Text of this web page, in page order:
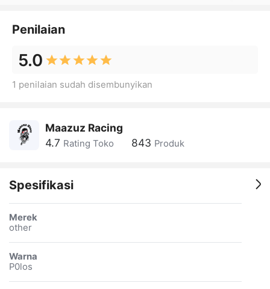
Penilaian
5.0
1 penilaian sudah disembunyikan
Maazuz Racing
4.7 Rating Toko 843 Produk
Spesifikasi
Merek
other
Warna
P0los